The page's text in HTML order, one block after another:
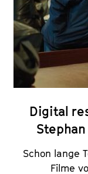
Digital
Schon lange
Filme